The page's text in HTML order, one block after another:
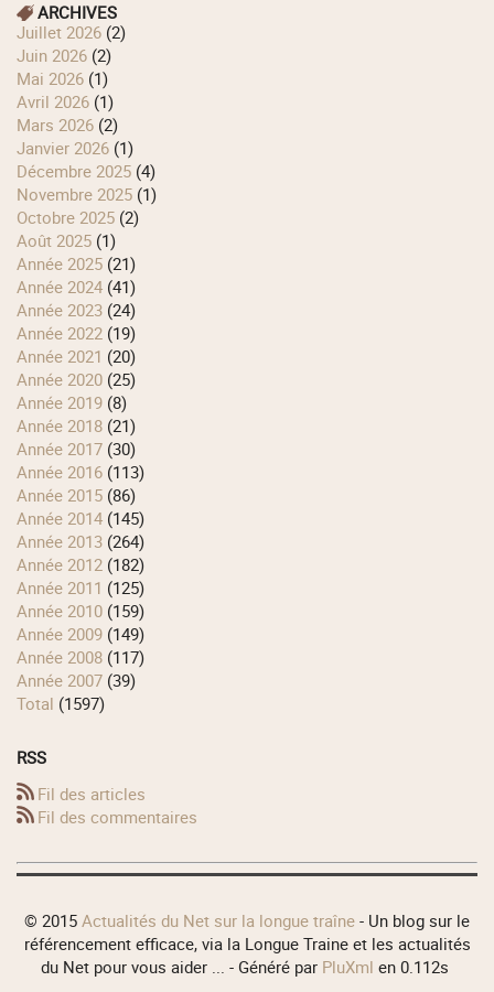
ARCHIVES
juillet 2026 (2)
juin 2026 (2)
mai 2026 (1)
avril 2026 (1)
mars 2026 (2)
janvier 2026 (1)
décembre 2025 (4)
novembre 2025 (1)
octobre 2025 (2)
août 2025 (1)
année 2025 (21)
année 2024 (41)
année 2023 (24)
année 2022 (19)
année 2021 (20)
année 2020 (25)
année 2019 (8)
année 2018 (21)
année 2017 (30)
année 2016 (113)
année 2015 (86)
année 2014 (145)
année 2013 (264)
année 2012 (182)
année 2011 (125)
année 2010 (159)
année 2009 (149)
année 2008 (117)
année 2007 (39)
total (1597)
RSS
Fil des articles
Fil des commentaires
© 2015 Actualités du Net sur la longue traîne - Un blog sur le
référencement efficace, via la Longue Traine et les actualités
du Net pour vous aider ... - Généré par PluXml en 0.112s